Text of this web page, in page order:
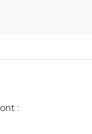
: